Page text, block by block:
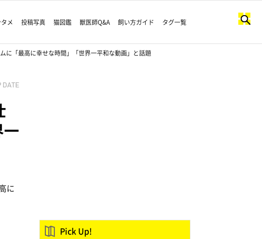
メ 投稿写真 猫図鑑 獣医師Q&A 飼い方ガイド タグ一覧
「最高に幸せな時間」「世界一平和な動画」と話題
DATE
に
Pick Up!